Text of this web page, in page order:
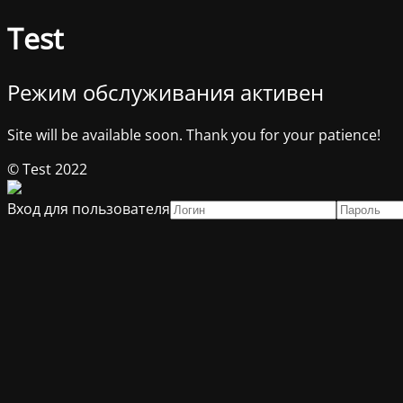
Test
Режим обслуживания активен
Site will be available soon. Thank you for your patience!
© Test 2022
Вход для пользователя